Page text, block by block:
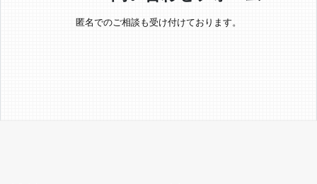
匿名でのご相談も受け付けております。